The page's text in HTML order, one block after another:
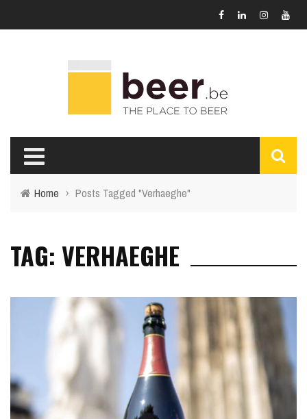
Home › Posts Tagged "Verhaeghe"
TAG: VERHAEGHE